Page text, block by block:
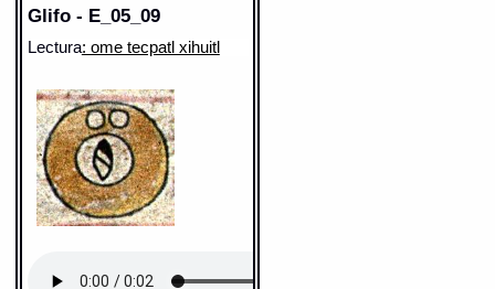
Glifo - E_05_09
Lectura: ome tecpatl xihuitl